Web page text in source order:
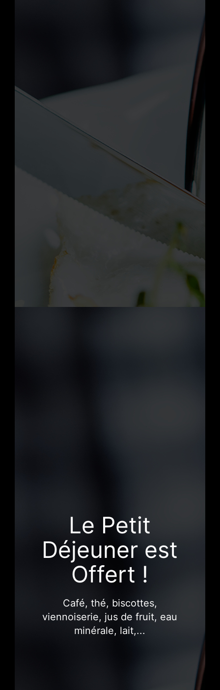
Le Petit
Déjeuner est
Offert !
Café, thé, biscottes,
viennoiserie, jus de fruit, eau
minérale, lait,...